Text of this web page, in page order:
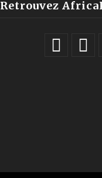
Retrouvez